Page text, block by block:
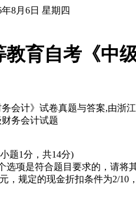
年8月6日 星期四
教育自考《中
会计》试卷真题与答案,由浙
务会计试题
题1分，共14分)
选项是符合题目要求的，请将
，规定的现金折扣条件为2/